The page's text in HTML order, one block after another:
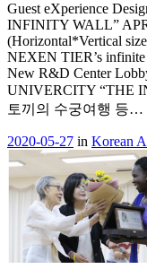
Guest eXperience
INFINITY WALL”
(Horizontal*Vertical
NEXEN TIER’s infinite
New R&D Center
UNIVERCITY “THE
토끼의 수궁여행 등…
2020-05-27 in Korean